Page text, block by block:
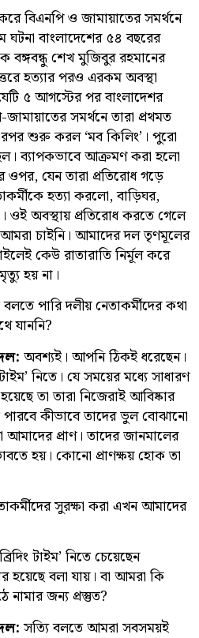
বিএনপি ও জামায়াতের সমর্থনে
বাংলাদেশের ৫৪ বছরের
বঙ্গবন্ধু শেখ মুজিবুর রহমানের
হত্যার পরও এরকম অবস্থা
৫ আগস্টের পর বাংলাদেশর
সমর্থনে তারা প্রথমত
শুরু করল ‘মব কিলিং’। পুরো
ব্যাপকভাবে আক্রমণ করা হলো
ওপর, যেন তারা প্রতিরোধ গড়ে
হত্যা করলো, বাড়িঘর,
ওই অবস্থায় প্রতিরোধ করতে গেলে
চাইনি। আমাদের দল তৃণমূলের
কেউ রাতারাতি নির্মূল করে
হয় না।
পারি দলীয় নেতাকর্মীদের কথা
যাননি?
অবশ্যই। আপনি ঠিকই ধরেছেন।
নিতে। যে সময়ের মধ্যে সাধারণ
তা তারা নিজেরাই আবিষ্কার
কীভাবে তাদের ভুল বোঝানো
আমাদের প্রাণ। তাদের জানমালের
হয়। কোনো প্রাণক্ষয় হোক তা
সুরক্ষা করা এখন আমাদের
টাইম’ নিতে চেয়েছেন
হয়েছে বলা যায়। বা আমরা কি
নামার জন্য প্রস্তুত?
সত্যি বলতে আমরা সবসময়ই